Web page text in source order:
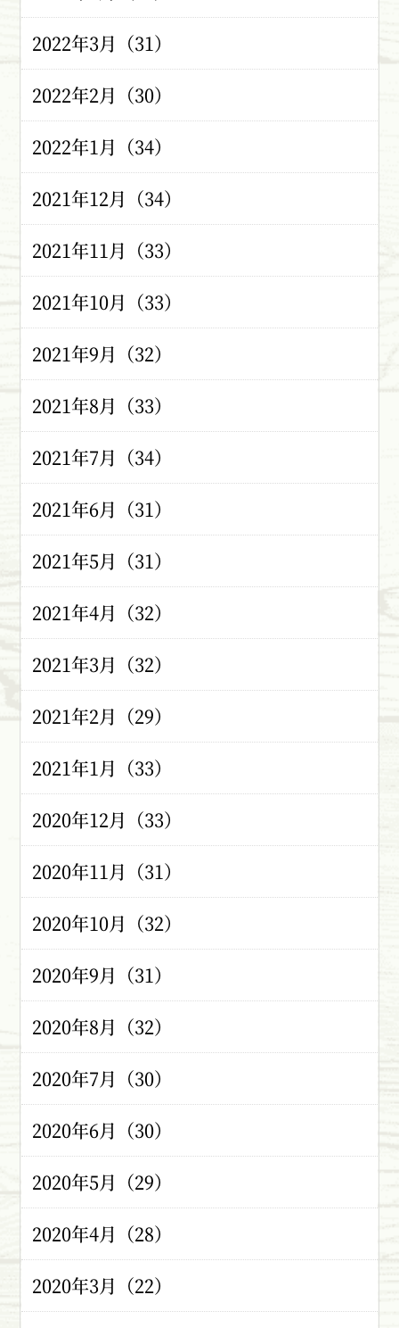
2022年3月（31）
2022年2月（30）
2022年1月（34）
2021年12月（34）
2021年11月（33）
2021年10月（33）
2021年9月（32）
2021年8月（33）
2021年7月（34）
2021年6月（31）
2021年5月（31）
2021年4月（32）
2021年3月（32）
2021年2月（29）
2021年1月（33）
2020年12月（33）
2020年11月（31）
2020年10月（32）
2020年9月（31）
2020年8月（32）
2020年7月（30）
2020年6月（30）
2020年5月（29）
2020年4月（28）
2020年3月（22）